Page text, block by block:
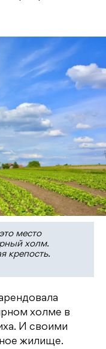
место
холм.
крепость.
холме в
И своими
жилище.